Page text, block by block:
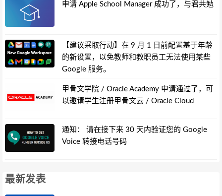
申请 Apple School Manager 成功了，与君共勉
【建议采取行动】在 9 月 1 日前配置基于年龄
的新设置，以免教师和教职员工无法使用某些
Google 服务。
甲骨文学院 / Oracle Academy 申请通过了，可
以邀请学生注册甲骨文云 / Oracle Cloud
通知： 请在接下来 30 天内验证您的 Google
Voice 转接电话号码
最新发表